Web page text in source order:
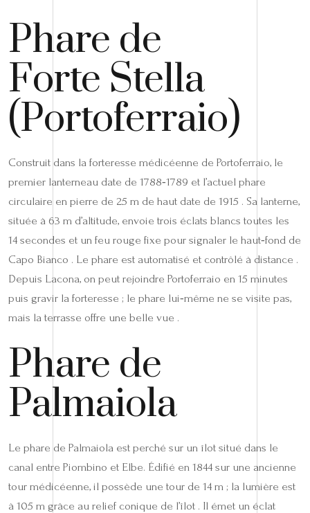
Phare de
Forte Stella
(Portoferraio)
Construit dans la forteresse médicéenne de Portoferraio, le
premier lanterneau date de 1788‑1789 et l’actuel phare
circulaire en pierre de 25 m de haut date de 1915 . Sa lanterne,
située à 63 m d’altitude, envoie trois éclats blancs toutes les
14 secondes et un feu rouge fixe pour signaler le haut‑fond de
Capo Bianco . Le phare est automatisé et contrôlé à distance .
Depuis Lacona, on peut rejoindre Portoferraio en 15 minutes
puis gravir la forteresse ; le phare lui‑même ne se visite pas,
mais la terrasse offre une belle vue .
Phare de
Palmaiola
Le phare de Palmaiola est perché sur un îlot situé dans le
canal entre Piombino et Elbe. Édifié en 1844 sur une ancienne
tour médicéenne, il possède une tour de 14 m ; la lumière est
à 105 m grâce au relief conique de l’îlot . Il émet un éclat